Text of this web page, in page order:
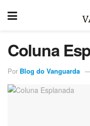
Coluna
Por Blog do Vanguarda